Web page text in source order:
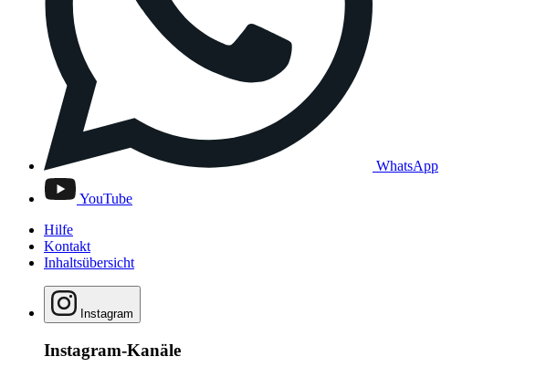
WhatsApp
YouTube
Hilfe
Kontakt
Inhaltsübersicht
Instagram
Instagram-Kanäle